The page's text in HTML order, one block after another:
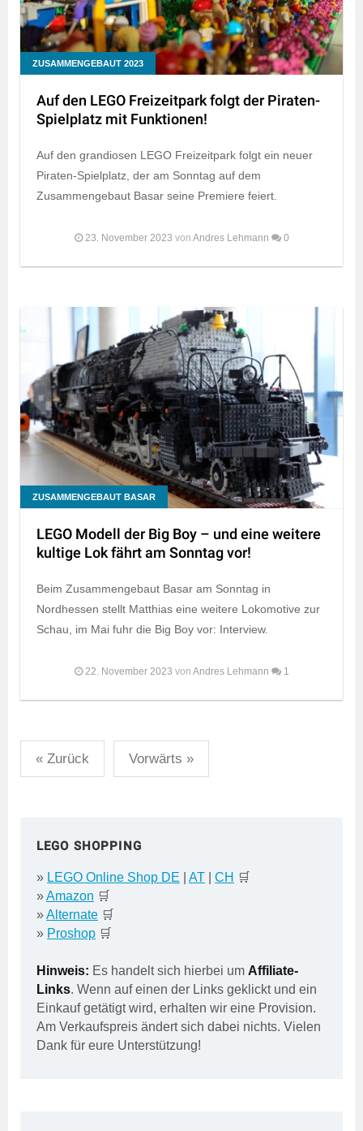
ZUSAMMENGEBAUT 2023
Auf den LEGO Freizeitpark folgt der Piraten-
Spielplatz mit Funktionen!
Auf den grandiosen LEGO Freizeitpark folgt ein neuer
Piraten-Spielplatz, der am Sonntag auf dem
Zusammengebaut Basar seine Premiere feiert.
23. November 2023 von Andres Lehmann 0
ZUSAMMENGEBAUT BASAR
LEGO Modell der Big Boy – und eine weitere
kultige Lok fährt am Sonntag vor!
Beim Zusammengebaut Basar am Sonntag in
Nordhessen stellt Matthias eine weitere Lokomotive zur
Schau, im Mai fuhr die Big Boy vor: Interview.
22. November 2023 von Andres Lehmann 1
Seitennummerierung
der
« Zurück Vorwärts »
LEGO SHOPPING
» LEGO Online Shop DE AT CH 🛒
»Amazon 🛒
»Alternate 🛒
» Proshop 🛒
Hinweis: Es handelt sich hierbei um Affiliate-
Links. Wenn auf einen der Links geklickt und ein
Einkauf getätigt wird, erhalten wir eine Provision.
Am Verkaufspreis ändert sich dabei nichts. Vielen
Dank für eure Unterstützung!